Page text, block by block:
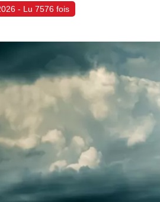
- Lu 7576 fois